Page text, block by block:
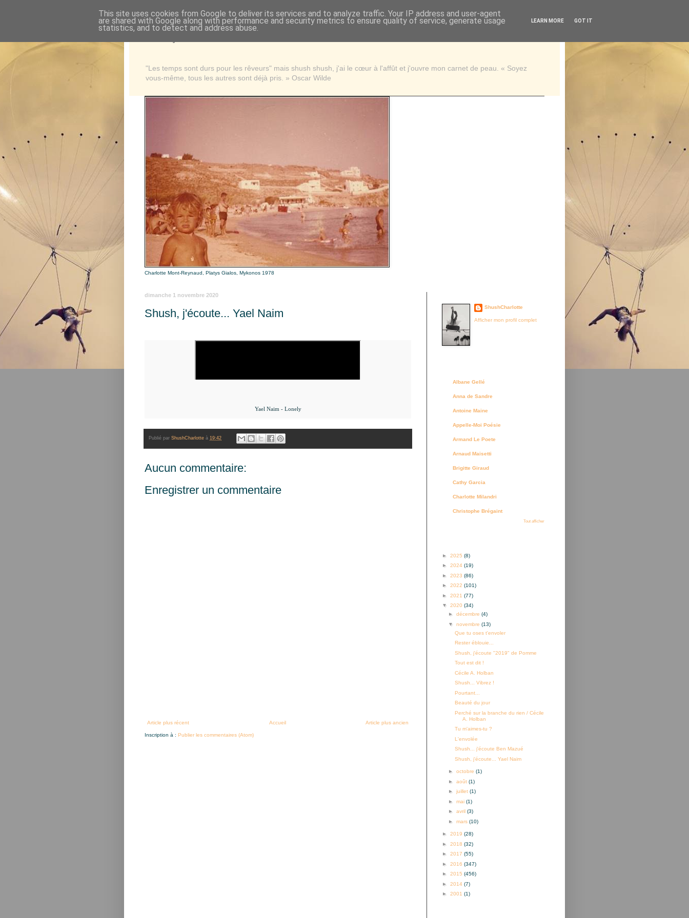
"Les temps sont durs pour les rêveurs" mais shush shush, j'ai le cœur à l'affût et j'ouvre mon carnet de peau. « Soyez
vous-même, tous les autres sont déjà pris. » Oscar Wilde
Charlotte Mont-Reynaud, Platys Gialos, Mykonos 1978
dimanche 1 novembre 2020
Shush, j'écoute... Yael Naim
Yael Naim - Lonely
Publié par ShushCharlotte à 19:42
Aucun commentaire:
Enregistrer un commentaire
Article plus récent Article plus ancien
Accueil
Inscription à : Publier les commentaires (Atom)
ShushCharlotte
Afficher mon profil complet
Albane Gellé
Anna de Sandre
Antoine Maine
Appelle-Moi Poésie
Armand Le Poete
Arnaud Maisetti
Brigitte Giraud
Cathy Garcia
Charlotte Milandri
Christophe Brégaint
Tout afficher
► 2025 (8)
► 2024 (19)
► 2023 (86)
► 2022 (101)
► 2021 (77)
▼ 2020 (34)
► décembre (4)
▼ novembre (13)
Que tu oses t'envoler
Rester éblouie...
Shush, j'écoute "2019" de Pomme
Tout est dit !
Cécile A. Holban
Shush... Vibrez !
Pourtant...
Beauté du jour
Perché sur la branche du rien / Cécile
A. Holban
Tu m'aimes-tu ?
L'envolée
Shush... j'écoute Ben Mazué
Shush, j'écoute... Yael Naim
► octobre (1)
► août (1)
► juillet (1)
► mai (1)
► avril (3)
► mars (10)
► 2019 (28)
► 2018 (32)
► 2017 (55)
► 2016 (347)
► 2015 (456)
► 2014 (7)
► 2001 (1)
This site uses cookies from Google to deliver its services and to analyze traffic. Your IP address and user-agent
are shared with Google along with performance and security metrics to ensure quality of service, generate usage
statistics, and to detect and address abuse.
LEARN MORE GOT IT